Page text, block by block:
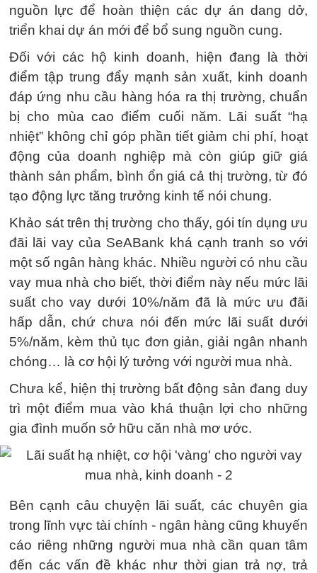
nguồn lực để hoàn thiện các dự án dang dở,
triển khai dự án mới để bổ sung nguồn cung.
Đối với các hộ kinh doanh, hiện đang là thời
điểm tập trung đẩy mạnh sản xuất, kinh doanh
đáp ứng nhu cầu hàng hóa ra thị trường, chuẩn
bị cho mùa cao điểm cuối năm. Lãi suất “hạ
nhiệt” không chỉ góp phần tiết giảm chi phí, hoạt
động của doanh nghiệp mà còn giúp giữ giá
thành sản phẩm, bình ổn giá cả thị trường, từ đó
tạo động lực tăng trưởng kinh tế nói chung.
Khảo sát trên thị trường cho thấy, gói tín dụng ưu
đãi lãi vay của SeABank khá cạnh tranh so với
một số ngân hàng khác. Nhiều người có nhu cầu
vay mua nhà cho biết, thời điểm này nếu mức lãi
suất cho vay dưới 10%/năm đã là mức ưu đãi
hấp dẫn, chứ chưa nói đến mức lãi suất dưới
5%/năm, kèm thủ tục đơn giản, giải ngân nhanh
chóng… là cơ hội lý tưởng với người mua nhà.
Chưa kể, hiện thị trường bất động sản đang duy
trì một điểm mua vào khá thuận lợi cho những
gia đình muốn sở hữu căn nhà mơ ước.
Bên cạnh câu chuyện lãi suất, các chuyên gia
trong lĩnh vực tài chính - ngân hàng cũng khuyến
cáo riêng những người mua nhà cần quan tâm
đến các vấn đề khác như thời gian trả nợ, trả